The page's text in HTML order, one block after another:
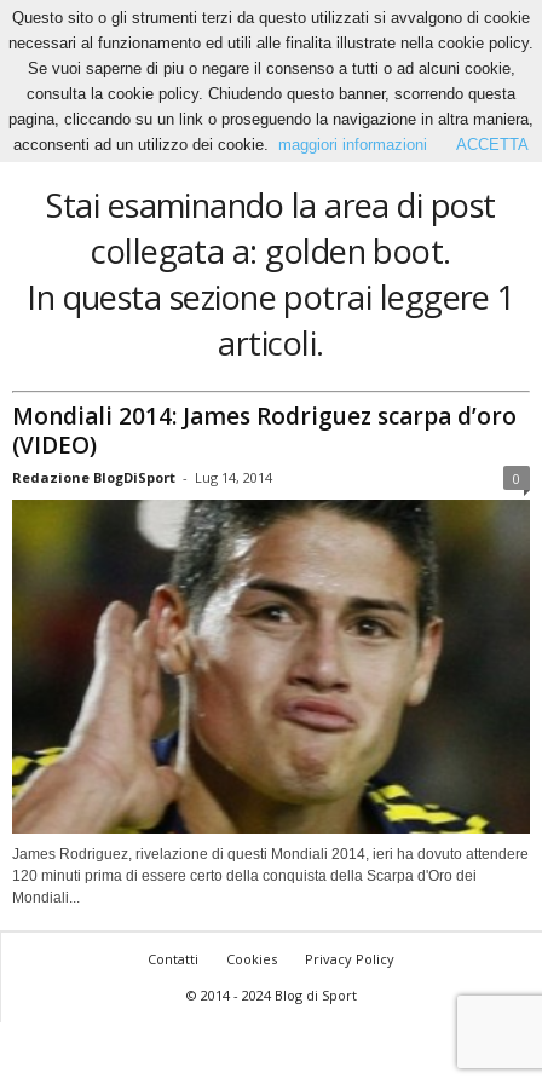
Home Tags Golden boot
golden boot
Stai esaminando la area di post
collegata a: golden boot.
In questa sezione potrai leggere 1
articoli.
Mondiali 2014: James Rodriguez scarpa d’oro
(VIDEO)
Redazione BlogDiSport - Lug 14, 2014 0
James Rodriguez, rivelazione di questi Mondiali 2014, ieri ha dovuto attendere
120 minuti prima di essere certo della conquista della Scarpa d'Oro dei
Mondiali...
Contatti Cookies
Privacy Policy
© 2014 - 2024 Blog di Sport
Questo sito o gli strumenti terzi da questo utilizzati si avvalgono di cookie
necessari al funzionamento ed utili alle finalita illustrate nella cookie policy.
Se vuoi saperne di piu o negare il consenso a tutti o ad alcuni cookie,
consulta la cookie policy. Chiudendo questo banner, scorrendo questa
pagina, cliccando su un link o proseguendo la navigazione in altra maniera,
acconsenti ad un utilizzo dei cookie.
maggiori informazioni ACCETTA